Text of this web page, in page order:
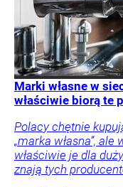
Marki własne w
właściwie biorą te
Polacy chętnie
„marka własna”,
właściwie je dla
znają tych